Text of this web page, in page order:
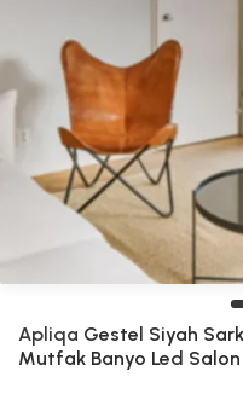
Apliqa Gestel Siyah
Mutfak Banyo Led Salon